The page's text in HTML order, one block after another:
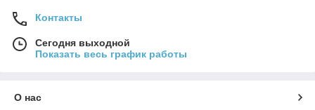
Контакты
Сегодня выходной
Показать весь график работы
О нас